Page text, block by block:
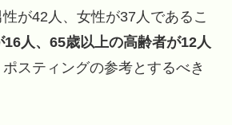
が42人、女性が37人であるこ
16人、65歳以上の高齢者が12人
スティングの参考とするべき